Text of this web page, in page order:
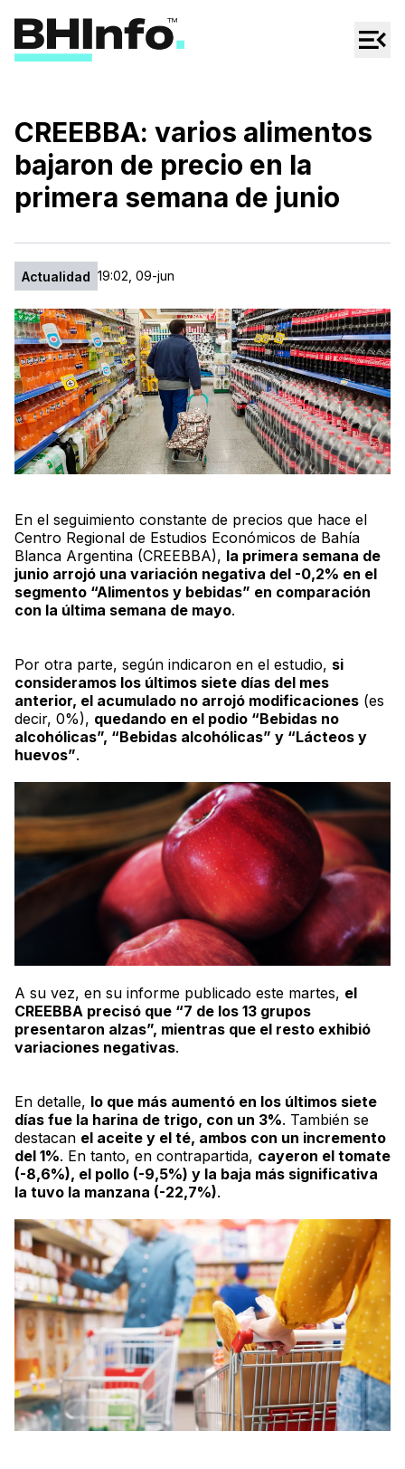
Regionales
Espectáculos
Tecno
CREEBBA: varios alimentos
bajaron de precio en la
primera semana de junio
Actualidad 19:02, 09-jun
En el seguimiento constante de precios que hace el
Centro Regional de Estudios Económicos de Bahía
Blanca Argentina (CREEBBA), la primera semana de
junio arrojó una variación negativa del -0,2% en el
segmento “Alimentos y bebidas” en comparación
con la última semana de mayo.
Por otra parte, según indicaron en el estudio, si
consideramos los últimos siete días del mes
anterior, el acumulado no arrojó modificaciones (es
decir, 0%), quedando en el podio “Bebidas no
alcohólicas”, “Bebidas alcohólicas” y “Lácteos y
huevos”.
A su vez, en su informe publicado este martes, el
CREEBBA precisó que “7 de los 13 grupos
presentaron alzas”, mientras que el resto exhibió
variaciones negativas.
En detalle, lo que más aumentó en los últimos siete
días fue la harina de trigo, con un 3%. También se
destacan el aceite y el té, ambos con un incremento
del 1%. En tanto, en contrapartida, cayeron el tomate
(-8,6%), el pollo (-9,5%) y la baja más significativa
la tuvo la manzana (-22,7%).